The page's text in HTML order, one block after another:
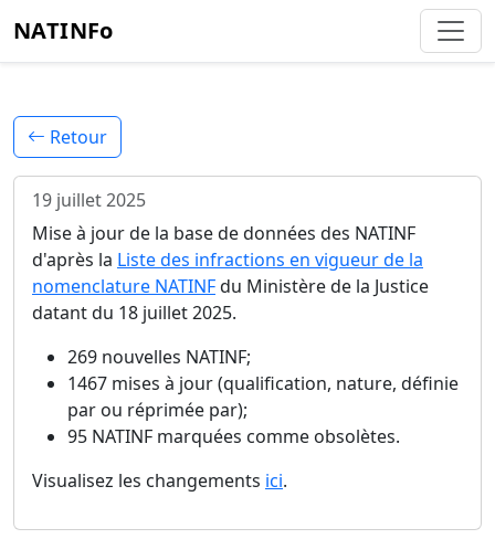
NATINFo
Retour
19 juillet 2025
Mise à jour de la base de données des NATINF
d'après la Liste des infractions en vigueur de la
nomenclature NATINFdu Ministère de la Justice
datant du 18 juillet 2025.
269 nouvelles NATINF;
1467 mises à jour (qualification, nature, définie
par ou réprimée par);
95 NATINF marquées comme obsolètes.
Visualisez les changements ici.